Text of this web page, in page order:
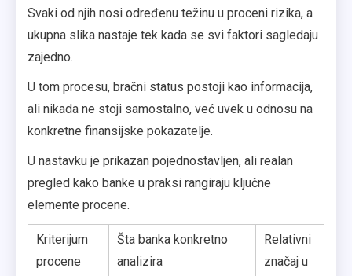
Svaki od njih nosi određenu težinu u proceni rizika, a
ukupna slika nastaje tek kada se svi faktori sagledaju
zajedno.
U tom procesu, bračni status postoji kao informacija,
ali nikada ne stoji samostalno, već uvek u odnosu na
konkretne finansijske pokazatelje.
U nastavku je prikazan pojednostavljen, ali realan
pregled kako banke u praksi rangiraju ključne
elemente procene.
Kriterijum
procene
Šta banka konkretno
analizira
Relativni
značaj u